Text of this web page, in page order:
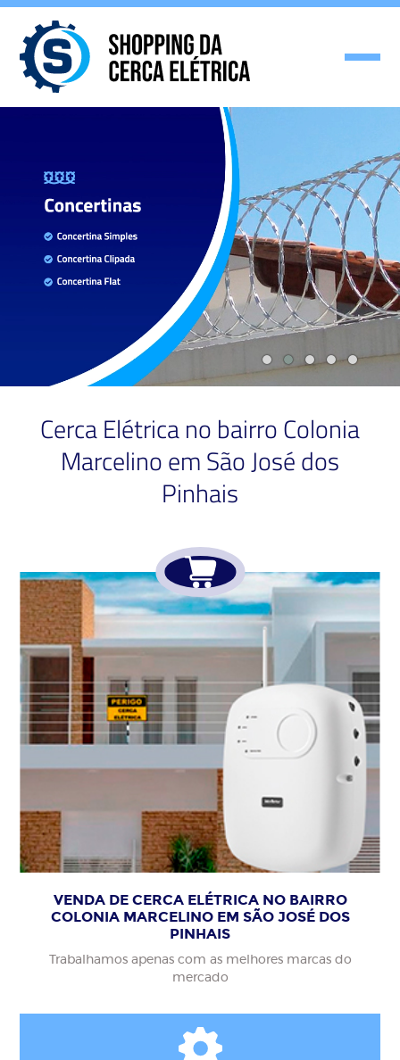
Cerca Elétrica no bairro Colonia
Marcelino em São José dos
Pinhais
VENDA DE CERCA ELÉTRICA NO BAIRRO
COLONIA MARCELINO EM SÃO JOSÉ DOS
PINHAIS
Trabalhamos apenas com as melhores marcas do
mercado